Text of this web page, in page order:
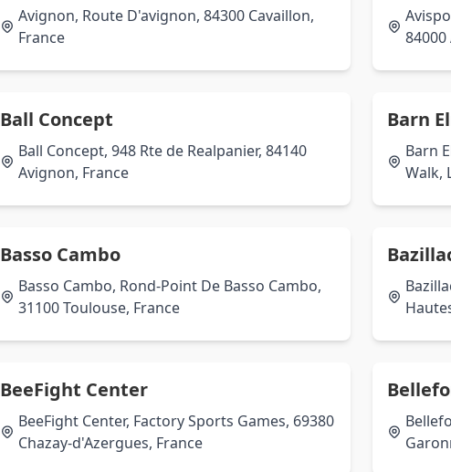
Avignon, Route D'avignon, 84300 Cavaillon,
France
Ball Concept
Ball Concept, 948 Rte de Realpanier, 84140
Avignon, France
Barn
Barn
Walk,
Basso Cambo
Basso Cambo, Rond-Point De Basso Cambo,
31100 Toulouse, France
BeeFight Center
BeeFight Center, Factory Sports Games, 69380
Chazay-d'Azergues, France